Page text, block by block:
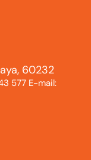
60232
577 E-mail: